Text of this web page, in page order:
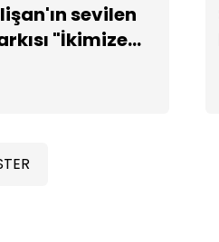
sevilen
"İkimize